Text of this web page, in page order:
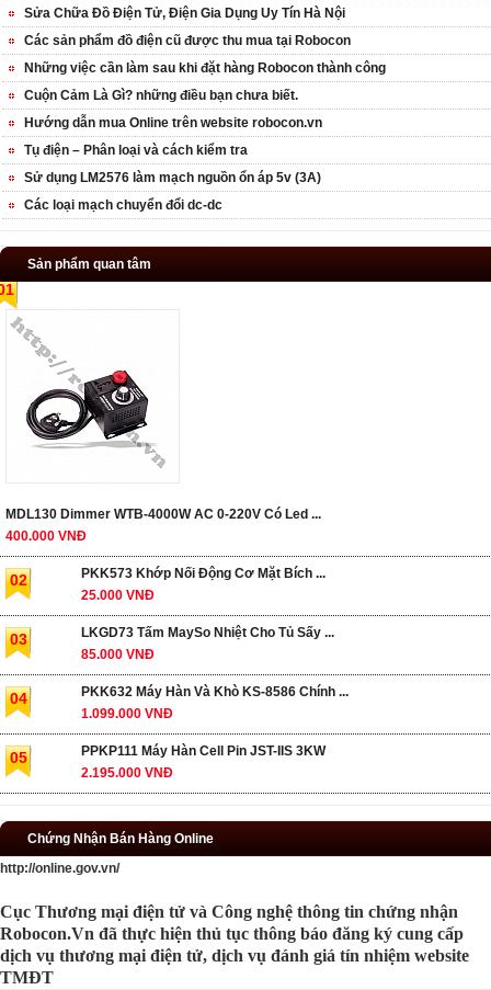
Sửa Chữa Đồ Điện Tử, Điện Gia Dụng Uy Tín Hà Nội
Các sản phẩm đồ điện cũ được thu mua tại Robocon
Những việc cần làm sau khi đặt hàng Robocon thành công
Cuộn Cảm Là Gì? những điều bạn chưa biết.
Hướng dẫn mua Online trên website robocon.vn
Tụ điện – Phân loại và cách kiểm tra
Sử dụng LM2576 làm mạch nguồn ổn áp 5v (3A)
Các loại mạch chuyển đổi dc-dc
Sản phẩm quan tâm
MDL130 Dimmer WTB-4000W AC 0-220V Có Led ...
400.000 VNĐ
02
PKK573 Khớp Nối Động Cơ Mặt Bích ...
25.000 VNĐ
03
LKGD73 Tấm MaySo Nhiệt Cho Tủ Sấy ...
85.000 VNĐ
04
PKK632 Máy Hàn Và Khò KS-8586 Chính ...
1.099.000 VNĐ
05
PPKP111 Máy Hàn Cell Pin JST-IIS 3KW
2.195.000 VNĐ
Chứng Nhận Bán Hàng Online
http://online.gov.vn/
Cục Thương mại điện tử và Công nghệ thông tin chứng nhận
Robocon.Vn đã thực hiện thủ tục thông báo đăng ký cung cấp
dịch vụ thương mại điện tử, dịch vụ đánh giá tín nhiệm website
TMĐT